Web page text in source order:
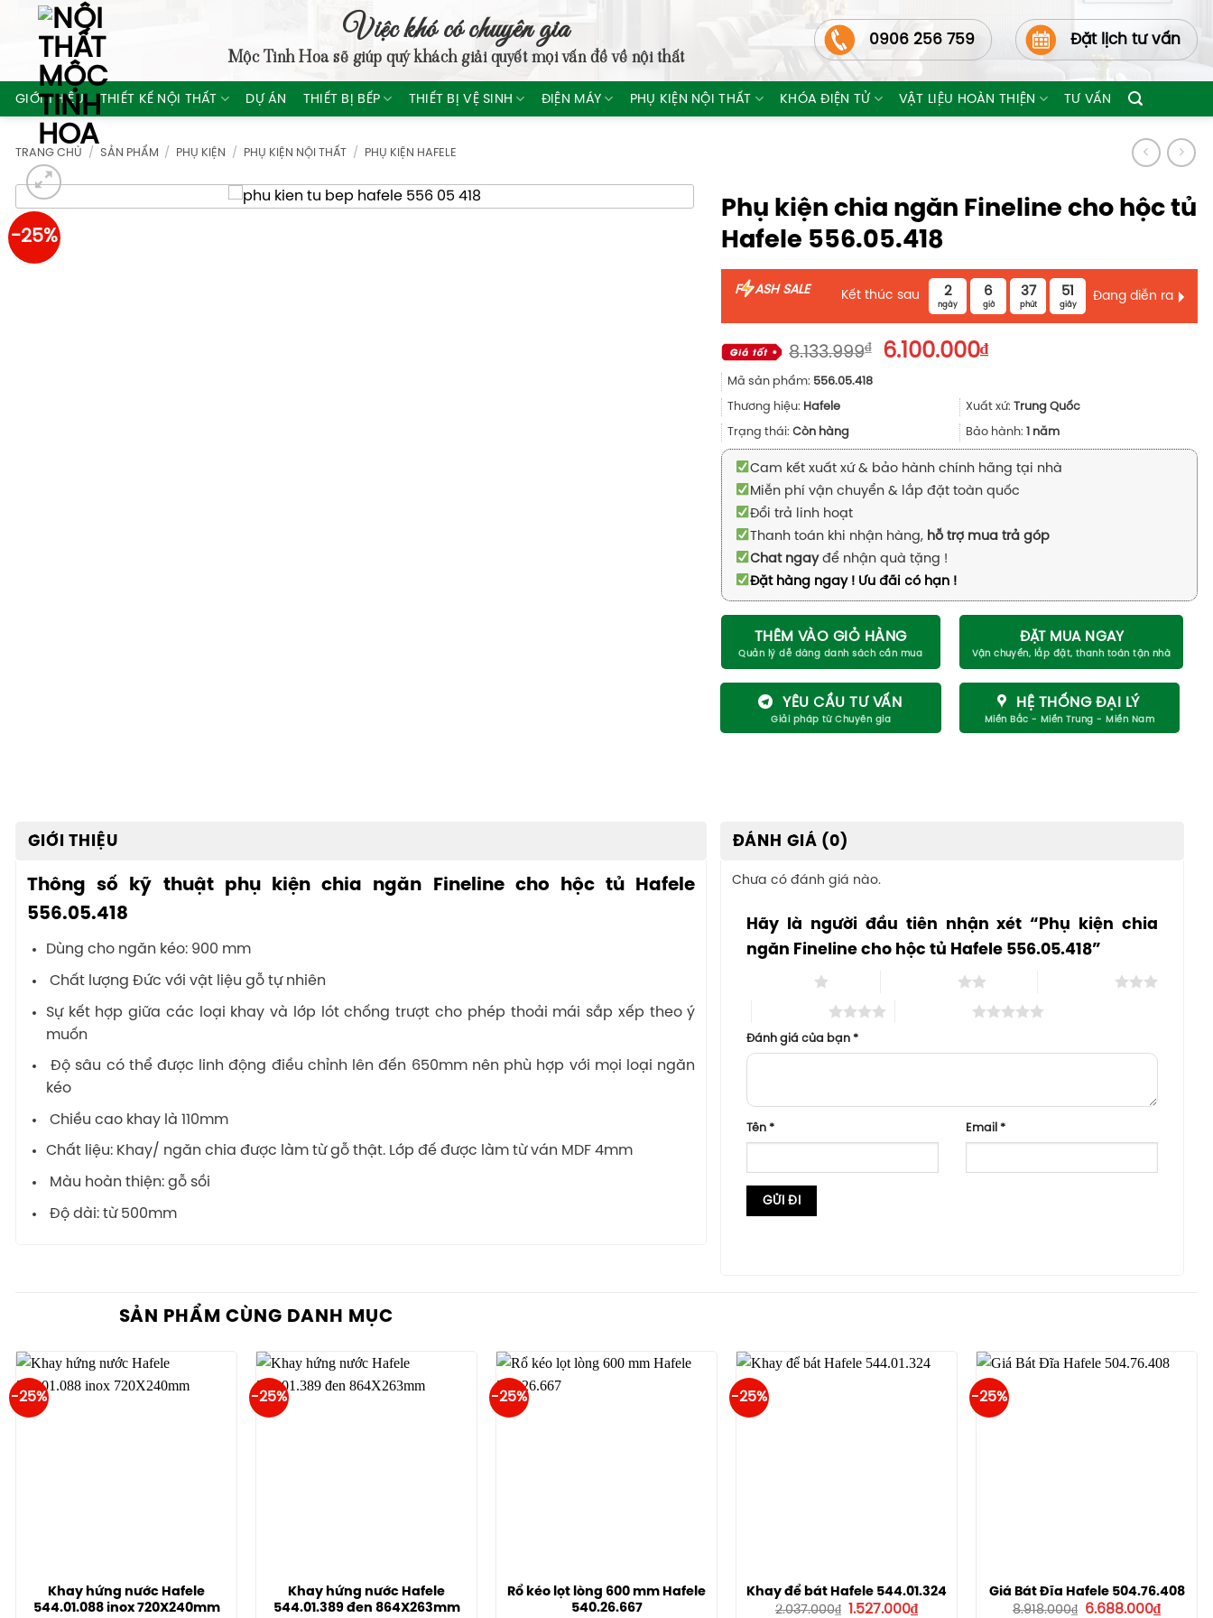
content
Việc khó có chuyên gia
Mộc Tinh Hoasẽ giúp quý khách giải quyết mọi vấn đề về nội thất
0906 256 759 Đặt lịch tư vấn
GIỚI THIỆU THIẾT KẾ NỘI THẤT DỰ ÁN THIẾT BỊ BẾP THIẾT BỊ VỆ SINH ĐIỆN MÁY PHỤ KIỆN NỘI THẤT KHÓA ĐIỆN TỬ VẬT LIỆU HOÀN THIỆN TƯ VẤN
TRANG CHỦ / SẢN PHẨM / PHỤ KIỆN / PHỤ KIỆN NỘI THẤT / PHỤ KIỆN HAFELE
-25%
Phụ kiện chia ngăn Fineline cho hộc tủ
Hafele 556.05.418
F ASH SALE Kết thúc sau 2
ngày
6
giờ
37
phút
50
giây
Đang diễn ra
8.133.999₫
Giá
8.133.999₫.
6.100.000₫Giá
là:
6.100.000₫.
Mã sản phẩm: 556.05.418
Thương hiệu: Hafele Xuất xứ: Trung Quốc
Trạng thái: Còn hàng Bảo hành: 1 năm
Cam kết xuất xứ & bảo hành chính hãng tại nhà
Miễn phí vận chuyển & lắp đặt toàn quốc
Đổi trả linh hoạt
Thanh toán khi nhận hàng, hỗ trợ mua trả góp
Chat ngayđể nhận quà tặng !
Đặt hàng ngay ! Ưu đãi có hạn !
THÊM VÀO GIỎ HÀNG ĐẶT MUA NGAY
YÊU CẦU TƯ VẤN HỆ THỐNG ĐẠI LÝ
GIỚI THIỆU
Thông số kỹ thuật phụ kiện chia ngăn Fineline cho hộc tủ Hafele
556.05.418
Dùng cho ngăn kéo: 900 mm
Chất lượng Đức với vật liệu gỗ tự nhiên
Sự kết hợp giữa các loại khay và lớp lót chống trượt cho phép thoải mái sắp xếp theo ý
muốn
Độ sâu có thể được linh động điều chỉnh lên đến 650mm nên phù hợp với mọi loại ngăn
kéo
Chiều cao khay là 110mm
Chất liệu: Khay/ ngăn chia được làm từ gỗ thật. Lớp đế được làm từ ván MDF 4mm
Màu hoàn thiện: gỗ sồi
Độ dài: từ 500mm
ĐÁNH GIÁ (0)
Chưa có đánh giá nào.
Hãy là người đầu tiên nhận xét “Phụ kiện chia
ngăn Fineline cho hộc tủ Hafele 556.05.418”
Đánh giá của bạn*
Tên* Email*
SẢN PHẨM CÙNG DANH MỤC
-25%
Khay hứng nước Hafele
544.01.088 inox 720X240mm
-25%
Khay hứng nước Hafele
544.01.389 đen 864X263mm
-25%
Rổ kéo lọt lòng 600 mm Hafele
540.26.667
-25%
Khay để bát Hafele 544.01.324
2.037.000₫ Giá
1.527.000₫Giá
-25%
Giá Bát Đĩa Hafele 504.76.408
8.918.000₫ Giá
6.688.000₫Giá